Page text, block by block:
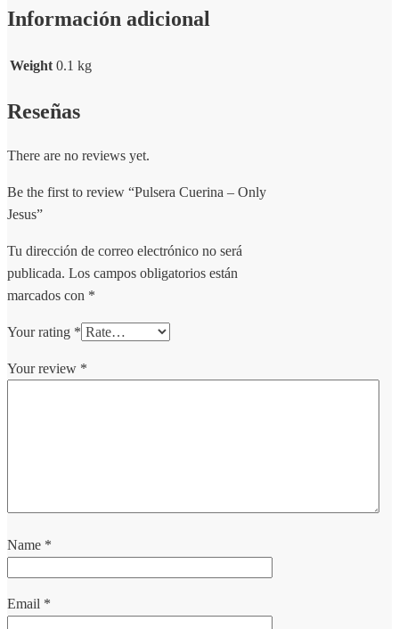
Información adicional
Weight 0.1 kg
Reseñas
There are no reviews yet.
Be the first to review “Pulsera Cuerina – Only
Jesus”
Tu dirección de correo electrónico no será
publicada. Los campos obligatorios están
marcados con *
Your rating *
Your review *
Name *
Email *